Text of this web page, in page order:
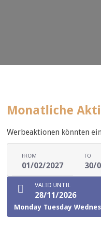
Monatliche
Werbeaktionen könnten
FROM
01/02/2027
TO
30/
VALID UNTIL
28/11/2026
Monday Tuesday